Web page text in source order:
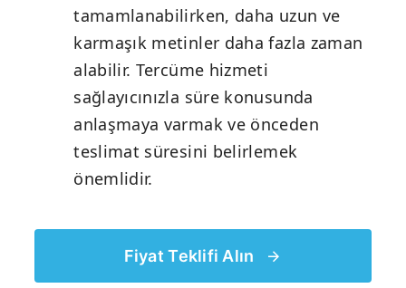
tamamlanabilirken, daha uzun ve
karmaşık metinler daha fazla zaman
alabilir. Tercüme hizmeti
sağlayıcınızla süre konusunda
anlaşmaya varmak ve önceden
teslimat süresini belirlemek
önemlidir.
Fiyat Teklifi Alın